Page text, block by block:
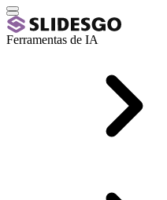
Ferramentas de IA